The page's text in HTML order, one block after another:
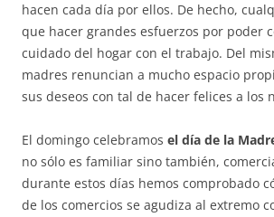
hacen cada día por ellos. De hecho,
que hacer grandes esfuerzos por poder
cuidado del hogar con el trabajo. Del
madres renuncian a mucho espacio
sus deseos con tal de hacer felices a los
El domingo celebramos el día de la
no sólo es familiar sino también,
durante estos días hemos comprobado
de los comercios se agudiza al extremo